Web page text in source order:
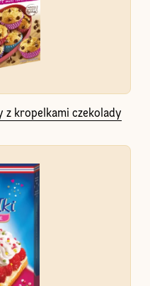
z kropelkami czekolady